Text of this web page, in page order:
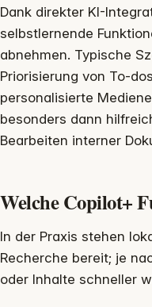
Dank direkter KI-
selbstlernende
abnehmen. Typische
Priorisierung von To-
personalisierte
besonders dann
Bearbeiten interner
Welche Copilot+
In der Praxis stehen
Recherche bereit; je
oder Inhalte schneller